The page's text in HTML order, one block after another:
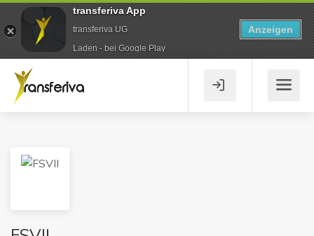
transferiva App
transferiva UG
Laden - bei Google Play
Anzeigen